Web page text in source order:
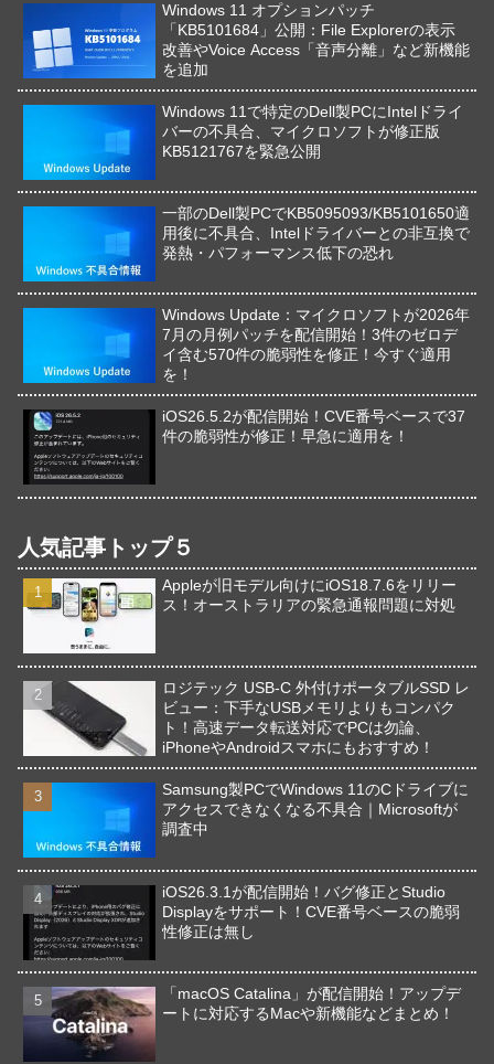
Windows 11 オプションパッチ
「KB5101684」公開：File Explorerの表示
改善やVoice Access「音声分離」など新機能
を追加
Windows 11で特定のDell製PCにIntelドライ
バーの不具合、マイクロソフトが修正版
KB5121767を緊急公開
一部のDell製PCでKB5095093/KB5101650適
用後に不具合、Intelドライバーとの非互換で
発熱・パフォーマンス低下の恐れ
Windows Update：マイクロソフトが2026年
7月の月例パッチを配信開始！3件のゼロデ
イ含む570件の脆弱性を修正！今すぐ適用
を！
iOS26.5.2が配信開始！CVE番号ベースで37
件の脆弱性が修正！早急に適用を！
人気記事トップ５
Appleが旧モデル向けにiOS18.7.6をリリー
ス！オーストラリアの緊急通報問題に対処
ロジテック USB-C 外付けポータブルSSD レ
ビュー：下手なUSBメモリよりもコンパク
ト！高速データ転送対応でPCは勿論、
iPhoneやAndroidスマホにもおすすめ！
Samsung製PCでWindows 11のCドライブに
アクセスできなくなる不具合｜Microsoftが
調査中
iOS26.3.1が配信開始！バグ修正とStudio
Displayをサポート！CVE番号ベースの脆弱
性修正は無し
「macOS Catalina」が配信開始！アップデ
ートに対応するMacや新機能などまとめ！